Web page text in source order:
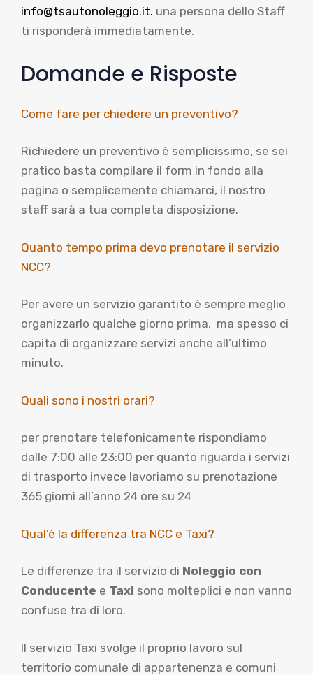
info@tsautonoleggio.it. una persona dello Staff
ti risponderà immediatamente.
Domande e Risposte
Come fare per chiedere un preventivo?
Richiedere un preventivo è semplicissimo, se sei
pratico basta compilare il form in fondo alla
pagina o semplicemente chiamarci, il nostro
staff sarà a tua completa disposizione.
Quanto tempo prima devo prenotare il servizio
NCC?
Per avere un servizio garantito è sempre meglio
organizzarlo qualche giorno prima, ma spesso ci
capita di organizzare servizi anche all’ultimo
minuto.
Quali sono i nostri orari?
per prenotare telefonicamente rispondiamo
dalle 7:00 alle 23:00 per quanto riguarda i servizi
di trasporto invece lavoriamo su prenotazione
365 giorni all’anno 24 ore su 24
Qual’è la differenza tra NCC e Taxi?
Le differenze tra il servizio di Noleggio con
Conducente e Taxi sono molteplici e non vanno
confuse tra di loro.
Il servizio Taxi svolge il proprio lavoro sul
territorio comunale di appartenenza e comuni